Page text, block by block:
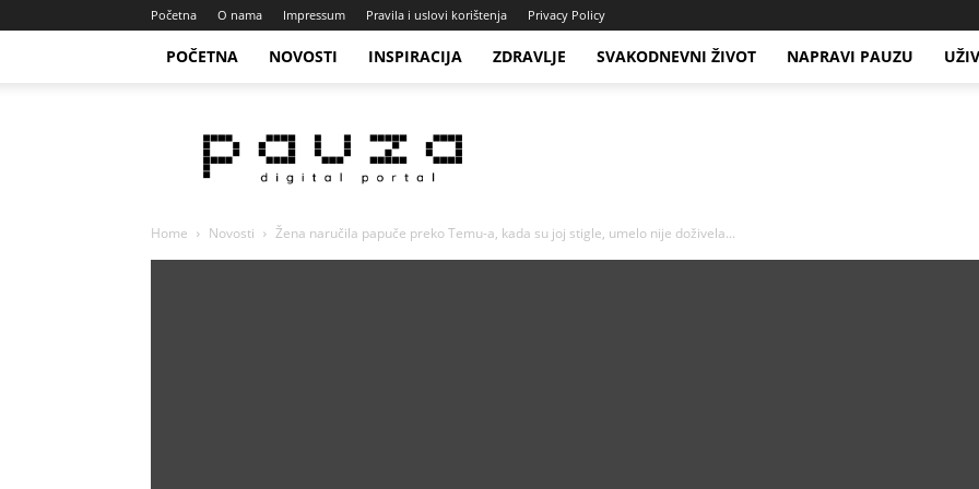
Početna O nama Impressum Pravila i uslovi korištenja Privacy Policy
POČETNA NOVOSTI INSPIRACIJA ZDRAVLJE SVAKODNEVNI ŽIVOT NAPRAVI PAUZU
Portal
Home Novosti Žena naručila papuče preko Temu-a, kada su joj stigle, umelo nije doživela...